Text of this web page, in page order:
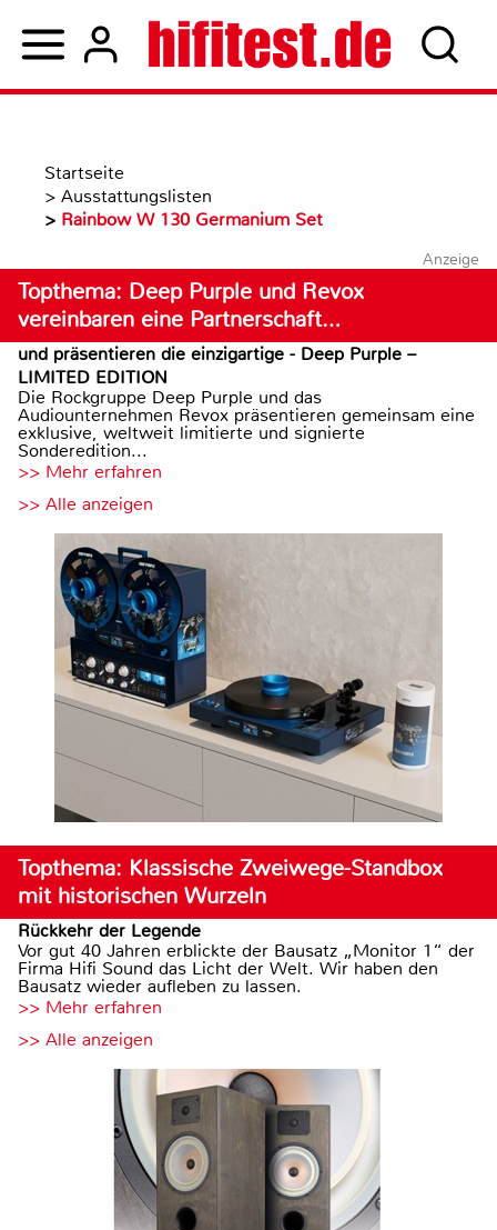
Startseite
> Ausstattungslisten
> Rainbow W 130 Germanium Set
Anzeige
Topthema: Deep Purple und Revox
vereinbaren eine Partnerschaft…
und präsentieren die einzigartige - Deep Purple –
LIMITED EDITION
Die Rockgruppe Deep Purple und das
Audiounternehmen Revox präsentieren gemeinsam eine
exklusive, weltweit limitierte und signierte
Sonderedition...
>> Mehr erfahren
>> Alle anzeigen
Topthema: Klassische Zweiwege-Standbox
mit historischen Wurzeln
Rückkehr der Legende
Vor gut 40 Jahren erblickte der Bausatz „Monitor 1“ der
Firma Hifi Sound das Licht der Welt. Wir haben den
Bausatz wieder aufleben zu lassen.
>> Mehr erfahren
>> Alle anzeigen